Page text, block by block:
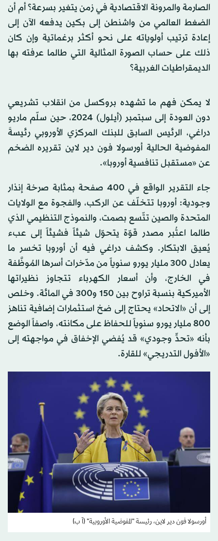
الصارمة والمرونة الاقتصادية في زمن يتغير بسرعة؟ أم أن
الضغط العالمي من واشنطن إلى بكين يدفعه الآن إلى
إعادة ترتيب أولوياته على نحو أكثر برغماتية وإن كان
ذلك على حساب الصورة المثالية التي طالما عرفته بها
الديمقراطيات الغربية؟
لا يمكن فهم ما تشهده بروكسل من انقلاب تشريعي
دون العودة إلى سبتمبر (أيلول) 2024، حين سلّم ماريو
دراغي، الرئيس السابق للبنك المركزي الأوروبي رئيسةَ
المفوضية الحالية أورسولا فون دير لاين تقريره الضخم
عن «مستقبل تنافسية أوروبا».
جاء التقرير الواقع في 400 صفحة بمثابة صرخة إنذار
وجودية: أوروبا تتخلّف عن الركب، والفجوة مع الولايات
المتحدة والصين تتّسع بصمت، والنموذج التنظيمي الذي
طالما اعتُبر مصدر قوّة يتحوّل شيئاً فشيئاً إلى عبء
يُعيق الابتكار. وكشف دراغي فيه أن أوروبا تخسر ما
يعادل 300 مليار يورو سنوياً من مدّخرات أسرها المُوظَّفة
في الخارج، وأن أسعار الكهرباء تتجاوز نظيراتها
الأميركية بنسبة تراوح بين 150 و300 في المائة. وخلص
إلى أن «الاتحاد» يحتاج إلى ضخ استثمارات إضافية تناهز
800 مليار يورو سنوياً للحفاظ على مكانته، واصفاً الوضع
بأنه «تحدٍّ وجودي» قد يُفضي الإخفاق في مواجهته إلى
«الأفول التدريجي» للقارة.
أورسولا فون دير لاين، رئيسة "المفوضية الأوروبية" (آ ب)